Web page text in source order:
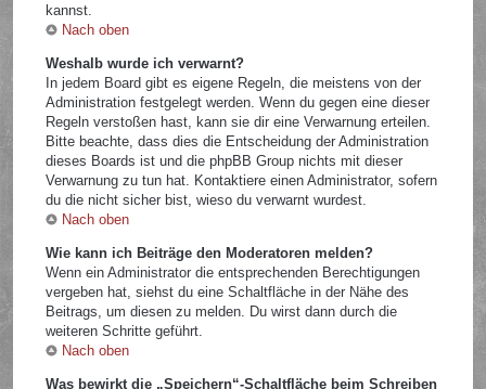
kannst.
Nach oben
Weshalb wurde ich verwarnt?
In jedem Board gibt es eigene Regeln, die meistens von der
Administration festgelegt werden. Wenn du gegen eine dieser
Regeln verstoßen hast, kann sie dir eine Verwarnung erteilen.
Bitte beachte, dass dies die Entscheidung der Administration
dieses Boards ist und die phpBB Group nichts mit dieser
Verwarnung zu tun hat. Kontaktiere einen Administrator, sofern
du die nicht sicher bist, wieso du verwarnt wurdest.
Nach oben
Wie kann ich Beiträge den Moderatoren melden?
Wenn ein Administrator die entsprechenden Berechtigungen
vergeben hat, siehst du eine Schaltfläche in der Nähe des
Beitrags, um diesen zu melden. Du wirst dann durch die
weiteren Schritte geführt.
Nach oben
Was bewirkt die „Speichern“-Schaltfläche beim Schreiben